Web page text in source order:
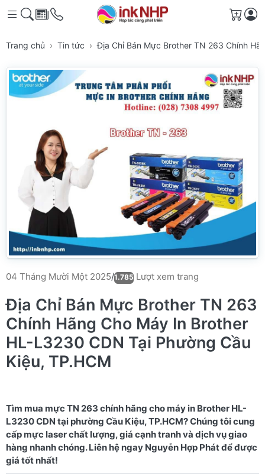
Giỏ
Trang chủ Tin tức Địa Chỉ Bán Mực Brother TN 263 Chính
04 Tháng Mười Một 2025/1.785 Lượt xem trang
Địa Chỉ Bán Mực Brother TN 263
Chính Hãng Cho Máy In Brother
HL-L3230 CDN Tại Phường Cầu
Kiệu, TP.HCM
Tìm mua mực TN 263 chính hãng cho máy in Brother HL-
L3230 CDN tại phường Cầu Kiệu, TP.HCM? Chúng tôi cung
cấp mực laser chất lượng, giá cạnh tranh và dịch vụ giao
hàng nhanh chóng. Liên hệ ngay Nguyễn Hợp Phát để được